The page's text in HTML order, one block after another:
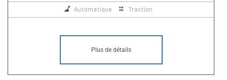
Automatique Traction
Plus de détails